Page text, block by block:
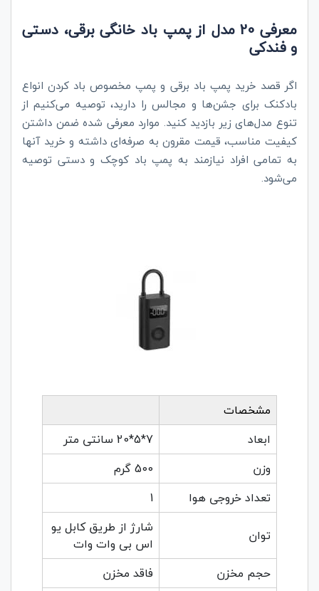
معرفی 20 مدل از پمپ باد خانگی برقی، دستی
و فندکی
اگر قصد خرید پمپ باد برقی و پمپ مخصوص باد کردن انواع
بادکنک برای جشن‌ها و مجالس را دارید، توصیه می‌کنیم از
تنوع مدل‌های زیر بازدید کنید. موارد معرفی شده ضمن داشتن
کیفیت مناسب، قیمت مقرون به صرفه‌ای داشته و خرید آنها
به تمامی افراد نیازمند به پمپ باد کوچک و دستی توصیه
می‌شود.
مشخصات
ابعاد
7*5*20 سانتی متر
وزن
500 گرم
تعداد خروجی هوا
1
توان
شارژ از طریق کابل یو
اس بی وات وات
حجم مخزن
فاقد مخزن